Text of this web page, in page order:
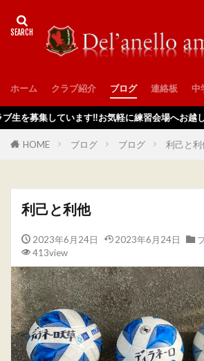
ホーム クラブ紹介 ブログ 連絡板 中
集しています‼️お気軽に練習会場へお越しくださ
HOME ブログ ブログ 利己と利
利己と利他
2023年6月24日 2023年6月24日
413view